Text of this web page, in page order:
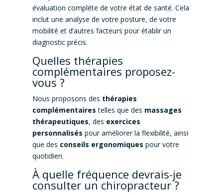
évaluation complète de votre état de santé. Cela
inclut une analyse de votre posture, de votre
mobilité et d’autres facteurs pour établir un
diagnostic précis.
Quelles thérapies
complémentaires proposez-
vous ?
Nous proposons des thérapies
complémentaires telles que des massages
thérapeutiques, des exercices
personnalisés pour améliorer la flexibilité, ainsi
que des conseils ergonomiques pour votre
quotidien.
À quelle fréquence devrais-je
consulter un chiropracteur ?